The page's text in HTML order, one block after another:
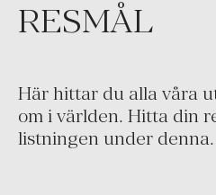
RESMÅL
Här hittar du alla våra
om i världen. Hitta din
listningen under denna.